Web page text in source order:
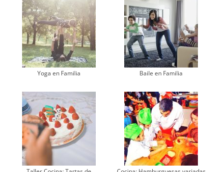
Yoga en Familia Baile en Familia